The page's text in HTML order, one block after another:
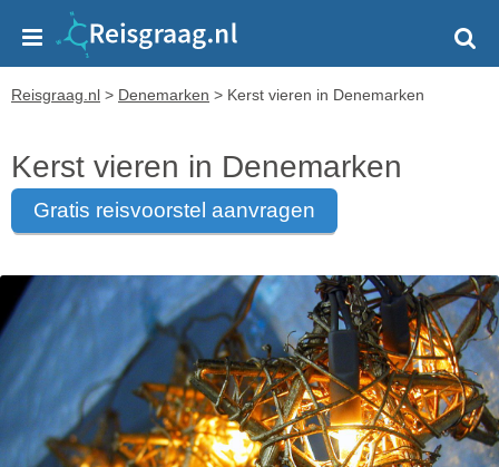
Reisgraag.nl > Denemarken > Kerst vieren in Denemarken
Kerst vieren in Denemarken
gratis reisvoorstel aanvragen